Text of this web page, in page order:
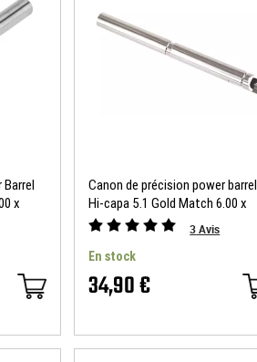
x
Canon de précision power barrel
Hi-capa 5.1 Gold Match 6.00 x
112.5mm Nine Ball
3Avis
En stock
34,90 €